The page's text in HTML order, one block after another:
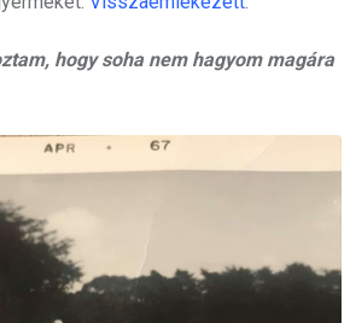
hogy soha nem hagyom magára